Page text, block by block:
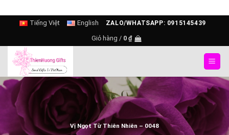
content
Tiếng Việt English ZALO/WHATSAPP: 0915145439
Giỏ hàng / 0 ₫
Vị Ngọt Từ Thiên Nhiên – 0048